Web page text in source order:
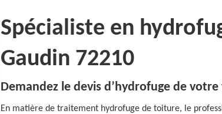
Spécialiste en
Gaudin 72210
Demandez le devis d’hydrofuge de
En matière de traitement hydrofuge de toiture, le